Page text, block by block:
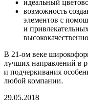
идеальный
возможность
элементов с
и
В 21-ом веке
лучших направлений в
и подчеркивания
любой компании.
29.05.2018